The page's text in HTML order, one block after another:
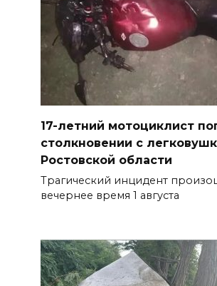
17-летний мотоциклист
столкновении с
Ростовской области
Трагический инцидент
вечернее время 1 августа